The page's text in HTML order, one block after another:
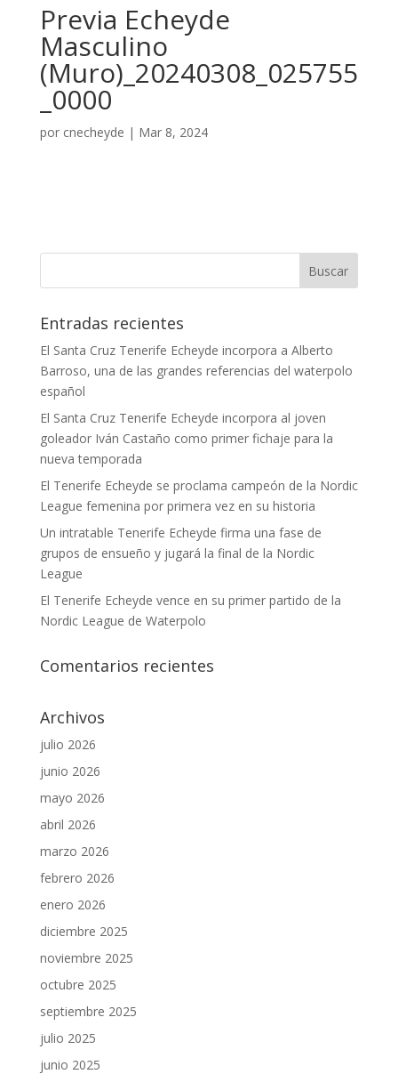
Previa Echeyde
Masculino
(Muro)_20240308_025755
_0000
por cnecheyde | Mar 8, 2024
Entradas recientes
El Santa Cruz Tenerife Echeyde incorpora a Alberto
Barroso, una de las grandes referencias del waterpolo
español
El Santa Cruz Tenerife Echeyde incorpora al joven
goleador Iván Castaño como primer fichaje para la
nueva temporada
El Tenerife Echeyde se proclama campeón de la Nordic
League femenina por primera vez en su historia
Un intratable Tenerife Echeyde firma una fase de
grupos de ensueño y jugará la final de la Nordic
League
El Tenerife Echeyde vence en su primer partido de la
Nordic League de Waterpolo
Comentarios recientes
Archivos
julio 2026
junio 2026
mayo 2026
abril 2026
marzo 2026
febrero 2026
enero 2026
diciembre 2025
noviembre 2025
octubre 2025
septiembre 2025
julio 2025
junio 2025